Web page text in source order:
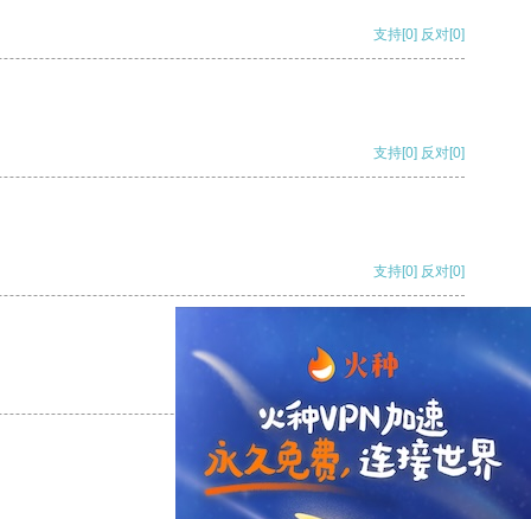
支持[0] 反对[0]
支持[0] 反对[0]
支持[0] 反对[0]
反对